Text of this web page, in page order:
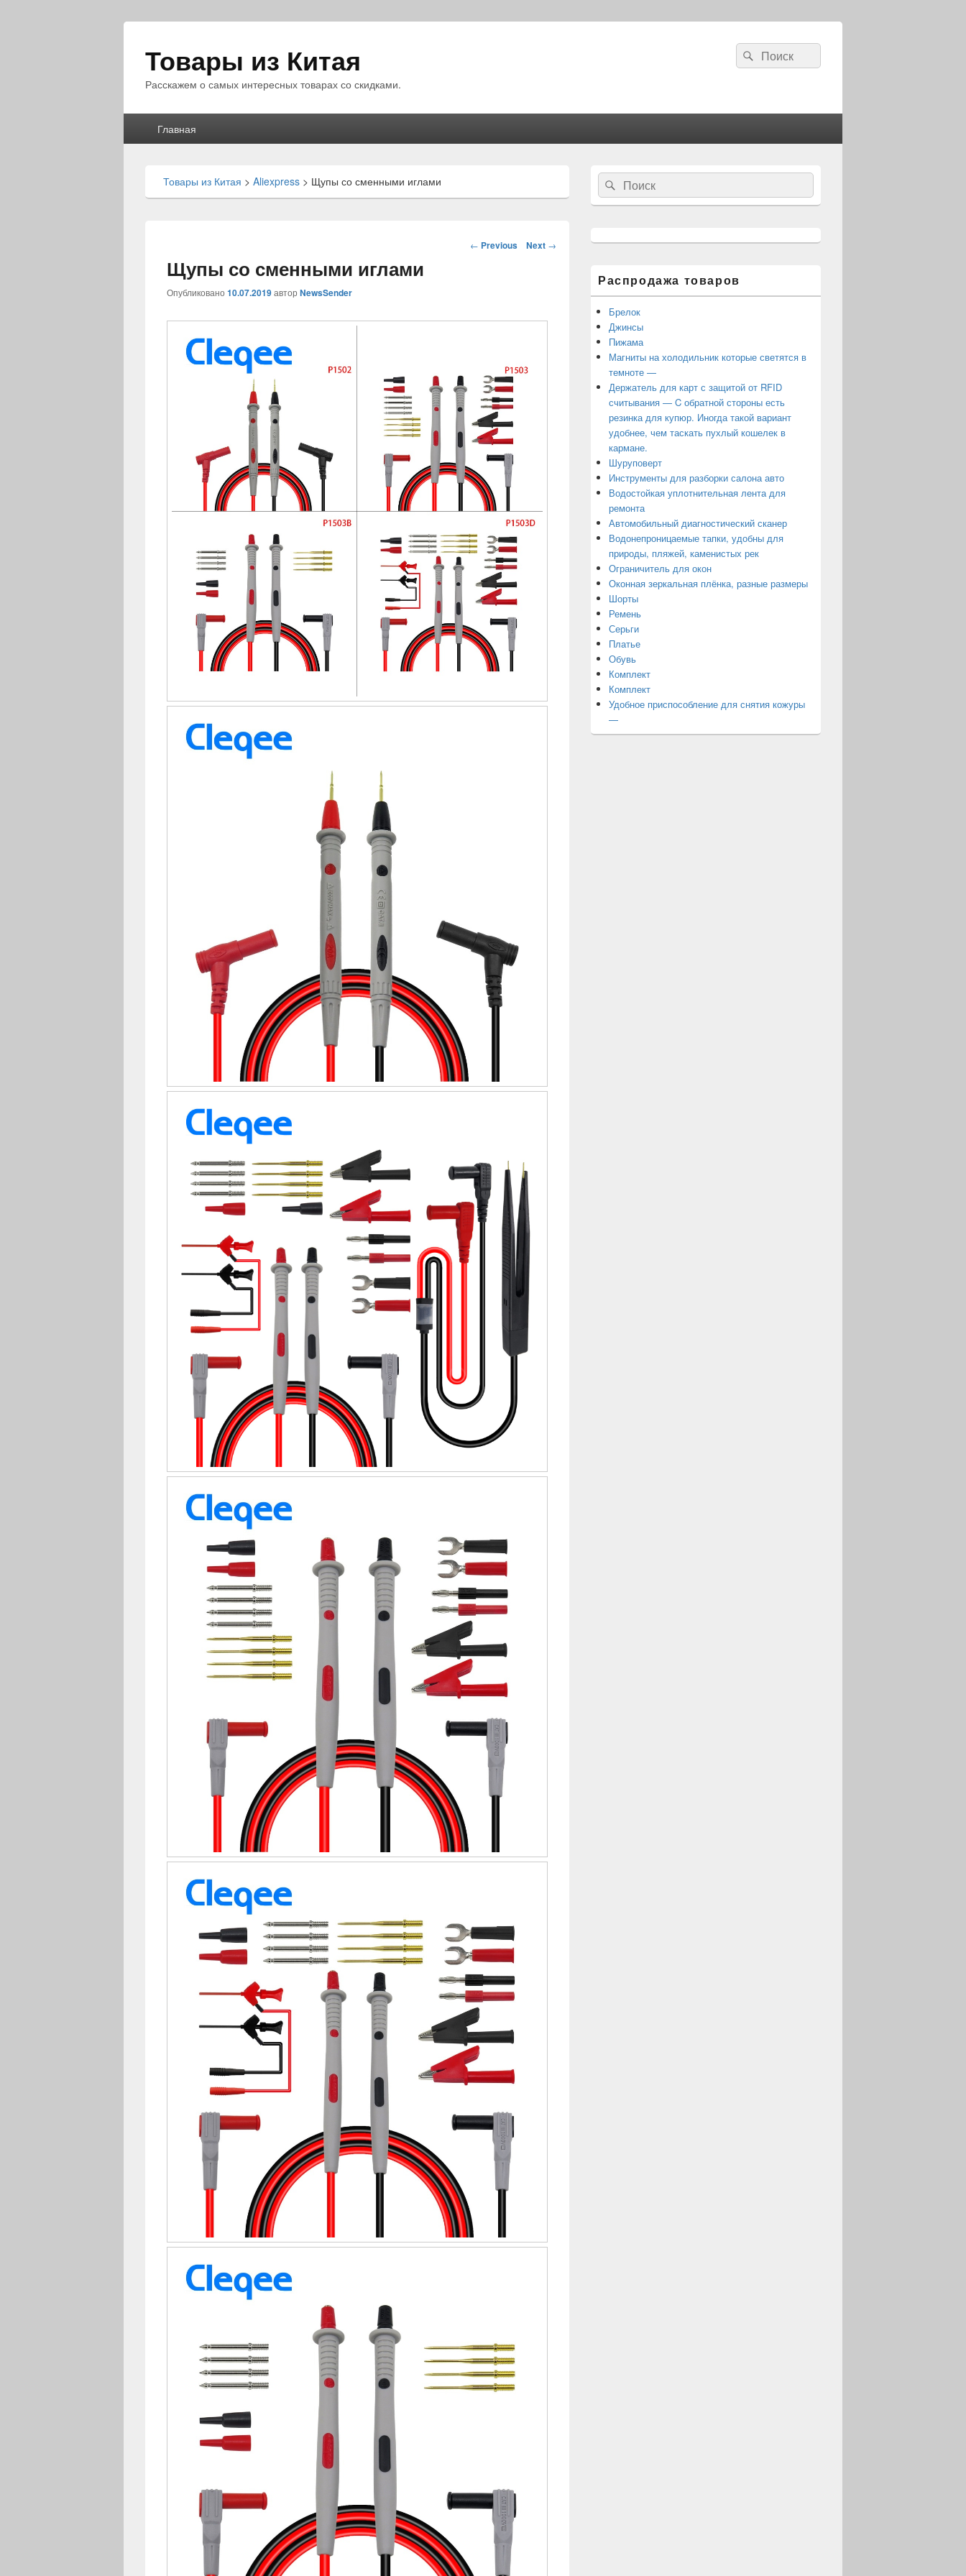
Товары из Китая
Расскажем о самых интересных товарах со скидками.
Search
for:
Search
Главная
Товары из Китая > Aliexpress > Щупы со сменными иглами
Навигация
← Previous Next →
Щупы со сменными иглами
Опубликовано 10.07.2019автор NewsSender
Область
основной
боковой
панели
Search
for:
Search
Распродажа товаров
Брелок
Джинсы
Пижама
Магниты на холодильник которые светятся в
темноте —
Держатель для карт с защитой от RFID
считывания — C обратной стороны есть
резинка для купюр. Иногда такой вариант
удобнее, чем таскать пухлый кошелек в
кармане.
Шуруповерт
Инструменты для разборки салона авто
Водостойкая уплотнительная лента для
ремонта
Автомобильный диагностический сканер
Водонепроницаемые тапки, удобны для
природы, пляжей, каменистых рек
Ограничитель для окон
Оконная зеркальная плёнка, разные размеры
Шорты
Ремень
Серьги
Платье
Обувь
Комплект
Комплект
Удобное приспособление для снятия кожуры
—